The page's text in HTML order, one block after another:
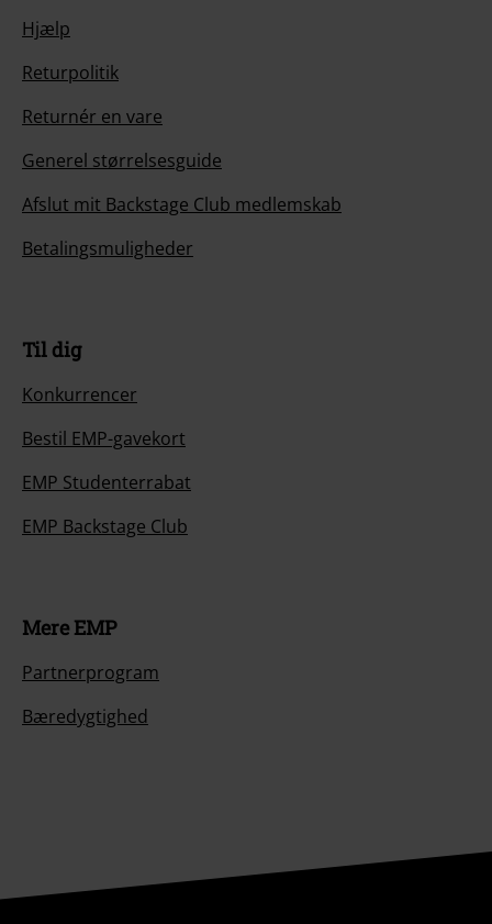
Hjælp
Returpolitik
Returnér en vare
Generel størrelsesguide
Afslut mit Backstage Club medlemskab
Betalingsmuligheder
Til dig
Konkurrencer
Bestil EMP-gavekort
EMP Studenterrabat
EMP Backstage Club
Mere EMP
Partnerprogram
Bæredygtighed